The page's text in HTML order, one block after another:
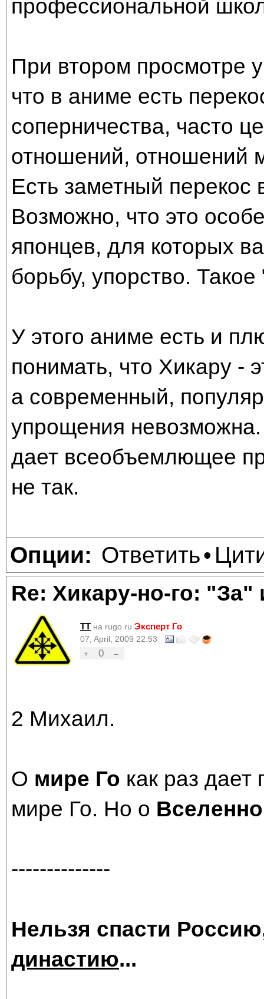
профессиональной
При втором просмотре
что в аниме есть
соперничества, часто
отношений, отношений
Есть заметный перекос
Возможно, что это
японцев, для которых
борьбу, упорство.
У этого аниме есть и
понимать, что Хикару -
а современный,
упрощения
дает всеобъемлющее
не так.
Опции: Ответить•
Re: Хикару-но-го:
TT на rugo.ru Эксперт Го
07, April, 2009 22:53
+
0 –
2 Михаил.
О мире Го как раз
мире Го. Но о
--------------
Нельзя спасти
династию...